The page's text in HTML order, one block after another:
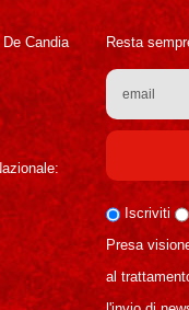
Candia
Resta
Iscriviti
Presa
al